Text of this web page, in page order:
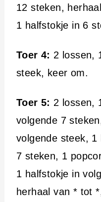
12 steken,
1 halfstokje in 6
Toer 4: 2 lossen,
steek, keer om.
Toer 5: 2 lossen,
volgende 7
volgende steek,
7 steken, 1
1 halfstokje in
herhaal van * tot